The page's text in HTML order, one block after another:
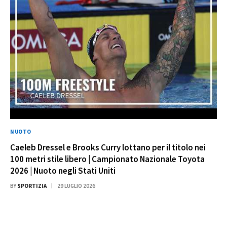
NUOTO
Caeleb Dressel e Brooks Curry lottano per il titolo nei
100 metri stile libero | Campionato Nazionale Toyota
2026 | Nuoto negli Stati Uniti
BY SPORTIZIA 29 LUGLIO 2026